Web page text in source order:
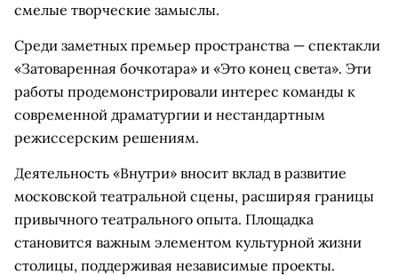
смелые творческие замыслы.
Среди заметных премьер пространства — спектакли
«Затоваренная бочкотара» и «Это конец света». Эти
работы продемонстрировали интерес команды к
современной драматургии и нестандартным
режиссерским решениям.
Деятельность «Внутри» вносит вклад в развитие
московской театральной сцены, расширяя границы
привычного театрального опыта. Площадка
становится важным элементом культурной жизни
столицы, поддерживая независимые проекты.